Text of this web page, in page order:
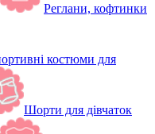
Реглани, кофтинки
костюми для
Шорти для дівчаток